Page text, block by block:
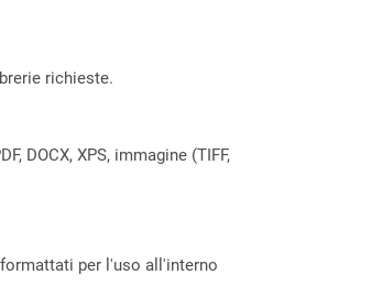
richieste.
DOCX, XPS, immagine (TIFF,
per l'uso all'interno